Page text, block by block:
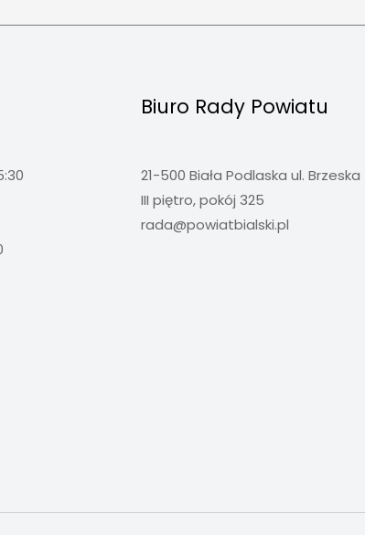
Biuro Rady Powiatu
21-500 Biała Podlaska ul. Brzeska
III piętro, pokój 325
rada@powiatbialski.pl